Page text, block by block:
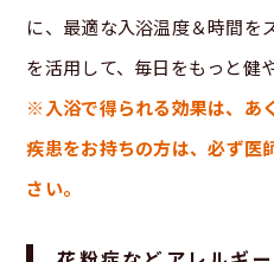
に、最適な入浴温度＆時間を
を活用して、毎日をもっと健
※入浴で得られる効果は、あ
疾患をお持ちの方は、必ず医
さい。